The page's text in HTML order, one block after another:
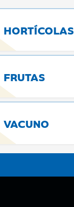
HORTÍCOLAS
FRUTAS
VACUNO